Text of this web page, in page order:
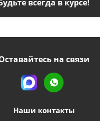
всегда в курсе!
на связи
Наши контакты